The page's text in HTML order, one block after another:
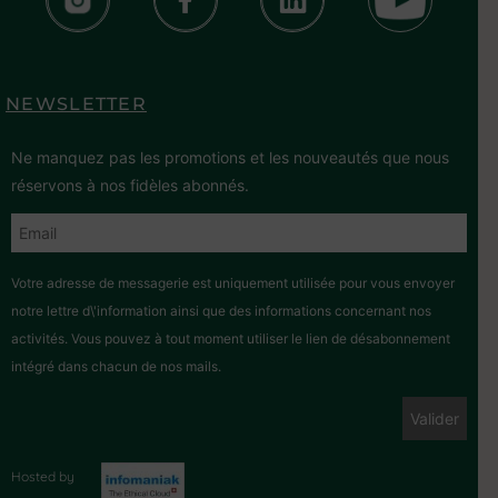
NEWSLETTER
Ne manquez pas les promotions et les nouveautés que nous
réservons à nos fidèles abonnés.
Votre adresse de messagerie est uniquement utilisée pour vous envoyer
notre lettre d\'information ainsi que des informations concernant nos
activités. Vous pouvez à tout moment utiliser le lien de désabonnement
intégré dans chacun de nos mails.
Hosted by